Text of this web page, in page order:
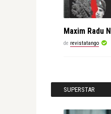
Maxim Radu
de revistatango
SUPERSTAR